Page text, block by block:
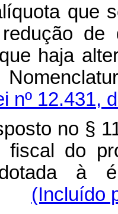
que
de
haja
nº 12.431,
no §
fiscal do
à
(Incluído